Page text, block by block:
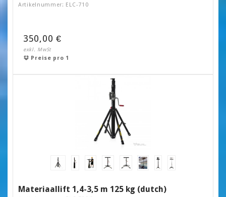
Artikelnummer: ELC-710
350,00 €
exkl. MwSt
Preise pro 1
Materiaallift 1,4-3,5 m 125 kg (dutch)